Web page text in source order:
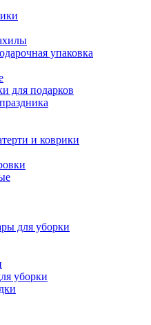
упаковка
для подарков
и коврики
для уборки
уборки